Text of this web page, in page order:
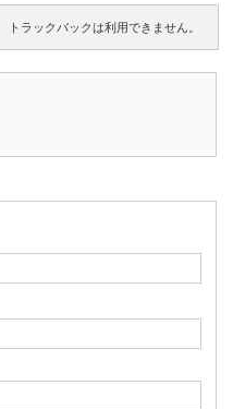
トラックバックは利用できません。